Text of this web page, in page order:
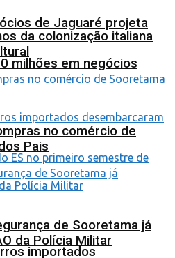
de Jaguaré projeta
milhões em negócios
importados
da colonização italiana
no comércio de
Pais
de Sooretama já
da Polícia Militar